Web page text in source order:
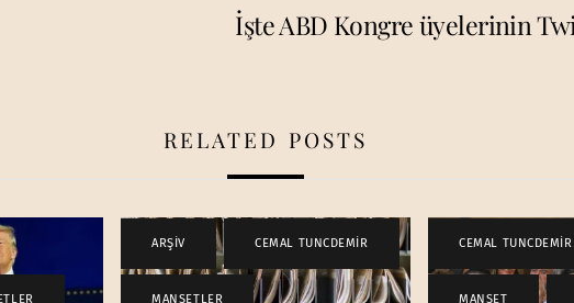
İşte ABD Kongre üyelerinin
RELATED POSTS
ARŞİV , CEMAL TUNCDEMİR ,
MANŞETLER
CEMAL TUNCDEMİR
MANŞET ,